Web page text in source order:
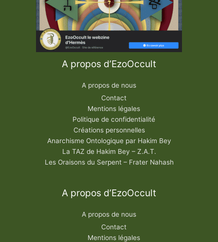
A propos d’EzoOccult
A propos de nous
Contact
Mentions légales
Politique de confidentialité
Créations personnelles
Anarchisme Ontologique par Hakim Bey
La TAZ de Hakim Bey – Z.A.T.
Les Oraisons du Serpent – Frater Nahash
A propos d’EzoOccult
A propos de nous
Contact
Mentions légales